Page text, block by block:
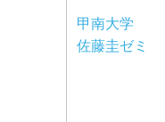
甲南大学
佐藤圭ゼミ